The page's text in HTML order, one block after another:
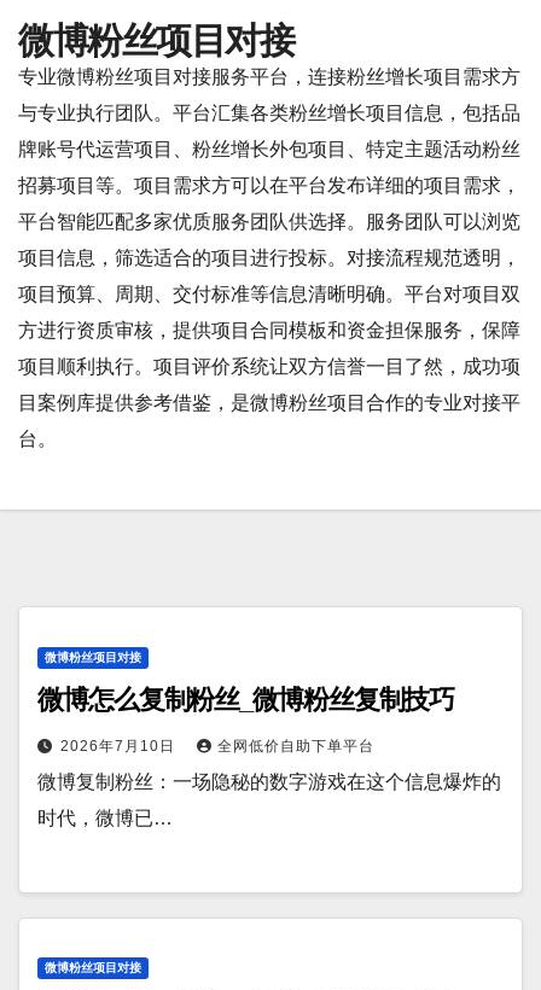
微博粉丝项目对接
专业微博粉丝项目对接服务平台，连接粉丝增长项目需求方
与专业执行团队。平台汇集各类粉丝增长项目信息，包括品
牌账号代运营项目、粉丝增长外包项目、特定主题活动粉丝
招募项目等。项目需求方可以在平台发布详细的项目需求，
平台智能匹配多家优质服务团队供选择。服务团队可以浏览
项目信息，筛选适合的项目进行投标。对接流程规范透明，
项目预算、周期、交付标准等信息清晰明确。平台对项目双
方进行资质审核，提供项目合同模板和资金担保服务，保障
项目顺利执行。项目评价系统让双方信誉一目了然，成功项
目案例库提供参考借鉴，是微博粉丝项目合作的专业对接平
台。
微博粉丝项目对接
微博怎么复制粉丝_微博粉丝复制技巧
2026年7月10日 全网低价自助下单平台
微博复制粉丝：一场隐秘的数字游戏在这个信息爆炸的
时代，微博已…
微博粉丝项目对接